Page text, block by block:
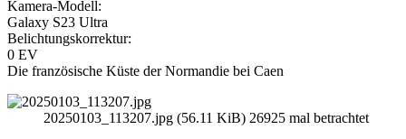
Kamera-Modell:
Galaxy S23 Ultra
Belichtungskorrektur:
0 EV
Die französische Küste der Normandie bei Caen
20250103_113207.jpg (56.11 KiB) 26925 mal betrachtet